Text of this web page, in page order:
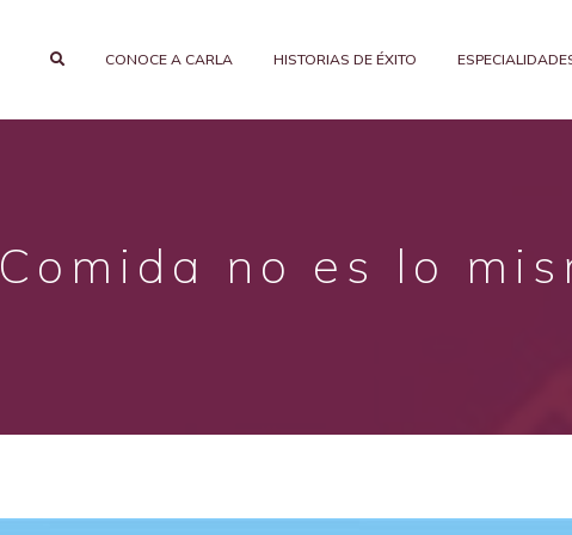
CONOCE A CARLA HISTORIAS DE ÉXITO
Comida no es lo